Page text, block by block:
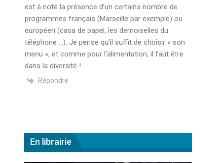
est à noté la présence d’un certains nombre de
programmes français (Marseille par exemple) ou
européen (casa de papel, les demoiselles du
téléphone …). Je pense qu’il suffit de choisir « son
menu », et comme pour l’alimentation, il faut être
dans la diversité !
Répondre
En librairie